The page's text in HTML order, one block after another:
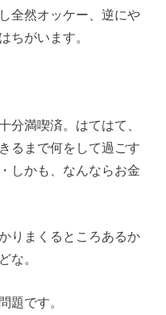
全然オッケー、逆にや
ちがいます。
分満喫済。はてはて、
るまで何をして過ごす
しかも、なんならお金
りまくるところあるか
な。
題です。